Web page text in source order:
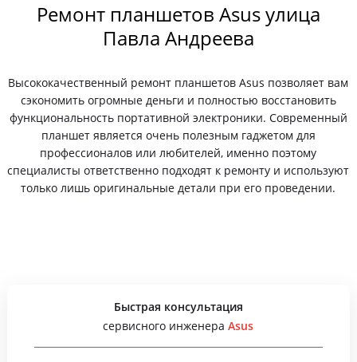
Ремонт планшетов Asus улица
Павла Андреева
Высококачественный ремонт планшетов Asus позволяет вам
сэкономить огромные деньги и полностью восстановить
функциональность портативной электроники. Современный
планшет является очень полезным гаджетом для
профессионалов или любителей, именно поэтому
специалисты ответственно подходят к ремонту и используют
только лишь оригинальные детали при его проведении.
Быстрая консультация
сервисного инженераAsus